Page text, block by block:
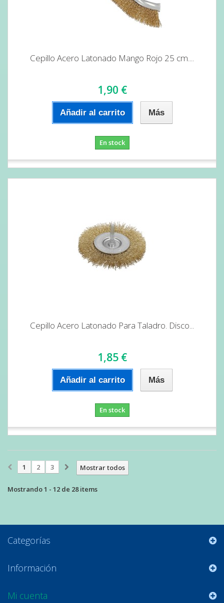
Cepillo Acero Latonado Mango Rojo 25 cm....
1,90 €
Añadir al carrito Más
En stock
Cepillo Acero Latonado Para Taladro. Disco...
1,85 €
Añadir al carrito Más
En stock
Mostrar todos
1 2 3
Mostrando 1 - 12 de 28 items
Categorías
Información
Mi cuenta